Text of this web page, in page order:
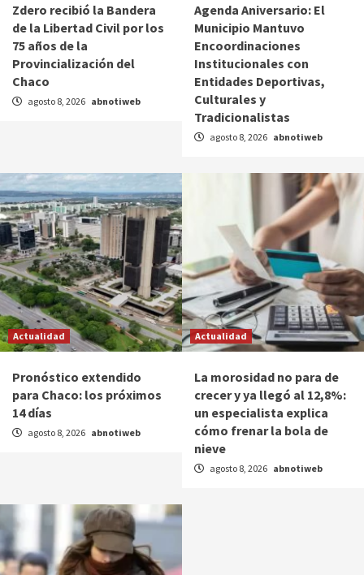
Zdero recibió la Bandera
de la Libertad Civil por los
75 años de la
Provincialización del
Chaco
agosto 8, 2026 abnotiweb
Agenda Aniversario: El
Municipio Mantuvo
Encoordinaciones
Institucionales con
Entidades Deportivas,
Culturales y
Tradicionalistas
agosto 8, 2026 abnotiweb
Actualidad
Pronóstico extendido
para Chaco: los próximos
14 días
agosto 8, 2026 abnotiweb
Actualidad
La morosidad no para de
crecer y ya llegó al 12,8%:
un especialista explica
cómo frenar la bola de
nieve
agosto 8, 2026 abnotiweb